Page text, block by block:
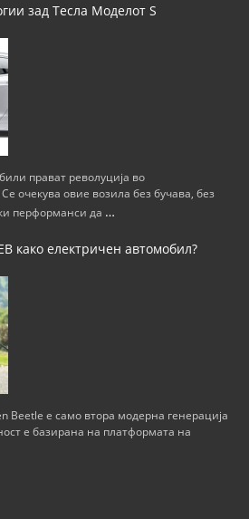
зад Тесла Моделот S
прават револуција во
очекува овие возила без бучава, без
перформанси да …
како електричен автомобил?
Beetle е само втора модерна генерација
е базирана на платформата на